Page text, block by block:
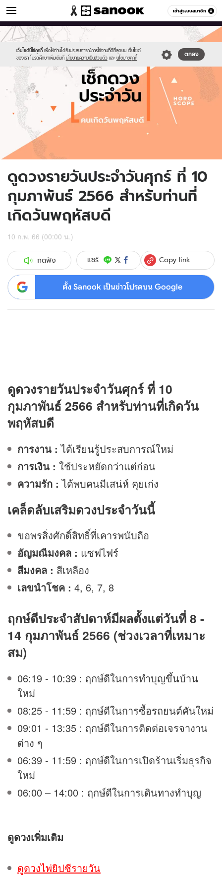
เข้าสู่ระบบสมาชิก
ดูดวง หมวดอื่นๆ
เว็บไซต์นี้ใช้คุกกี้ เพื่อให้ท่านได้รับประสบการณ์การใช้งานที่ดีที่สุดบน เว็บไซต์
ของเรา โปรดศึกษาเพิ่มเติมที่ นโยบายความเป็นส่วนตัว และ นโยบายคุกกี้
ตกลง
Sanook
//s.isanook.com/sr/0/images/logo-
new-
sanook.png
600
60
//s.isanook.com/ho/0/ud/fxd/day/daily-
horoscope-
thursday.jpg
ดูดวงรายวันประจำวันศุกร์ ที่ 10
กุมภาพันธ์ 2566 สำหรับท่านที่
เกิดวันพฤหัสบดี
10 ก.พ. 66 (00:00 น.)
กดฟัง แชร์ Copy link
ตั้ง Sanook เป็นข่าวโปรดบน Google
ดูดวงรายวันประจำวันศุกร์ ที่ 10
กุมภาพันธ์ 2566 สำหรับท่านที่เกิดวัน
พฤหัสบดี
การงาน :ได้เรียนรู้ประสบการณ์ใหม่
การเงิน : ใช้ประหยัดกว่าแต่ก่อน
ความรัก : ได้พบคนมีเสน่ห์ คุยเก่ง
เคล็ดลับเสริมดวงประจำวันนี้
ขอพรสิ่งศักดิ์สิทธิ์ที่เคารพนับถือ
อัญมณีมงคล : แซฟไฟร์
สีมงคล : สีเหลือง
เลขนำโชค : 4, 6, 7, 8
ฤกษ์ดีประจำสัปดาห์มีผลตั้งแต่วันที่ 8 -
14 กุมภาพันธ์ 2566 (ช่วงเวลาที่เหมาะ
สม)
06:19 - 10:39 : ฤกษ์ดีในการทำบุญขึ้นบ้าน
ใหม่
08:25 - 11:59 : ฤกษ์ดีในการซื้อรถยนต์คันใหม่
09:01 - 13:35 : ฤกษ์ดีในการติดต่อเจรจางาน
ต่าง ๆ
06:39 - 11:59 : ฤกษ์ดีในการเปิดร้านเริ่มธุรกิจ
ใหม่
06:00 – 14:00 : ฤกษ์ดีในการเดินทางทำบุญ
ดูดวงเพิ่มเติม
ดูดวงไพ่ยิปซีรายวัน